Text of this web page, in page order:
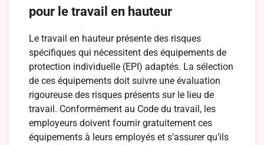
pour le travail en hauteur
Le travail en hauteur présente des risques
spécifiques qui nécessitent des équipements de
protection individuelle (EPI) adaptés. La sélection
de ces équipements doit suivre une évaluation
rigoureuse des risques présents sur le lieu de
travail. Conformément au Code du travail, les
employeurs doivent fournir gratuitement ces
équipements à leurs employés et s’assurer qu’ils